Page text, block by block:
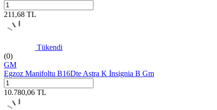
211,68 TL
Tükendi
(0)
GM
Egzoz Manifoltu B16Dte Astra K İnsignia B Gm
10.780,06 TL